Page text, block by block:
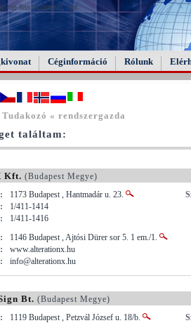
flash content, not
Céginformáció Rólunk
« rendszergazda
találtam:
Kft. (Budapest Megye)
1173 Budapest , Hantmadár u. 23.
1/411-1414
1/411-1416
1146 Budapest , Ajtósi Dürer sor 5. 1 em./1.
www.alterationx.hu
info@alterationx.hu
Bt. (Budapest Megye)
1119 Budapest , Petzvál József u. 18/b.